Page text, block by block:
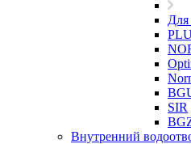
Для
SIR
Внутренний